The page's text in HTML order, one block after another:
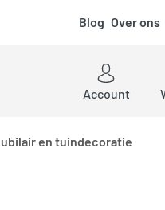
Blog Over ons
Account
en tuindecoratie